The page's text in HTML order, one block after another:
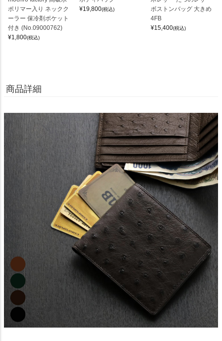
ポリマー入り ネックク
ーラー 保冷剤ポケット
付き (No.09000762)
¥1,800(税込)
¥19,800(税込)
ボストンバッグ 大きめ
4FB
¥15,400(税込)
商品詳細